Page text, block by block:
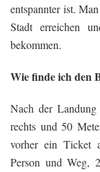
entspannter ist.
Stadt erreichen
bekommen.
Wie finde ich den
Nach der Landung
rechts und 50
vorher ein Ticket
Person und Weg,